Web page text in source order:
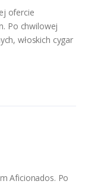
ofercie
Po chwilowej
włoskich cygar
Aficionados. Po